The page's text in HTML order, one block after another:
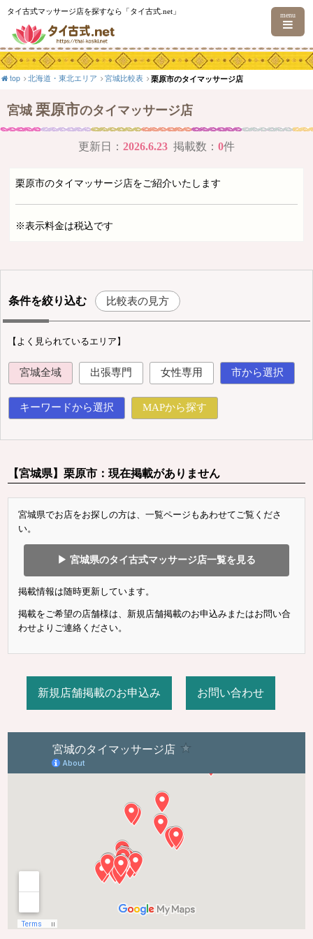
タイ古式マッサージ店を探すなら「タイ古式.net」 menu
top 北海道・東北エリア 宮城比較表 栗原市のタイマッサージ店
宮城 栗原市のタイマッサージ店
更新日： 2026.6.23 掲載数： 0件
栗原市のタイマッサージ店をご紹介いたします
※表示料金は税込です
条件を絞り込む 比較表の見方
【よく見られているエリア】
宮城全域 出張専門 女性専用 市から選択
キーワードから選択 MAPから探す
【宮城県】栗原市：現在掲載がありません
宮城県でお店をお探しの方は、一覧ページもあわせてご覧くださ
い。
▶ 宮城県のタイ古式マッサージ店一覧を見る
掲載情報は随時更新しています。
掲載をご希望の店舗様は、新規店舗掲載のお申込みまたはお問い合
わせよりご連絡ください。
新規店舗掲載のお申込み お問い合わせ